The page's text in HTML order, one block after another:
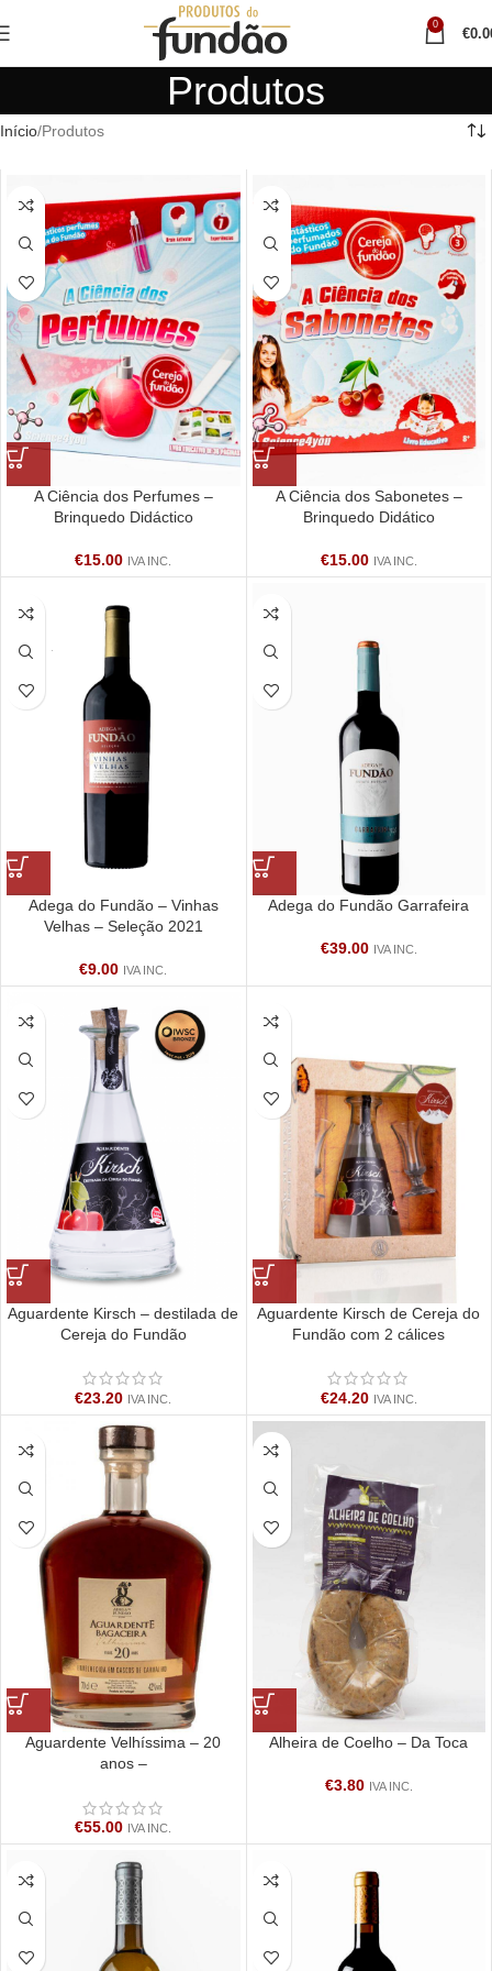
0
€
Produtos
Início Produtos
A Ciência dos Perfumes –
Brinquedo Didáctico
€15.00 IVA INC.
A Ciência dos Sabonetes –
Brinquedo Didático
€15.00 IVA INC.
Adega do Fundão – Vinhas
Velhas – Seleção 2021
€9.00 IVA INC.
Adega do Fundão Garrafeira
€39.00 IVA INC.
Aguardente Kirsch – destilada de
Cereja do Fundão
€23.20 IVA INC.
Aguardente Kirsch de Cereja do
Fundão com 2 cálices
€24.20 IVA INC.
Aguardente Velhíssima – 20
anos –
€55.00 IVA INC.
Alheira de Coelho – Da Toca
€3.80 IVA INC.